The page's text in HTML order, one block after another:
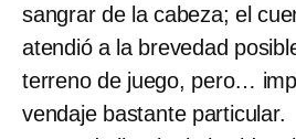
sangrar de la cabeza; el
atendió a la brevedad
terreno de juego, pero…
vendaje bastante particular.